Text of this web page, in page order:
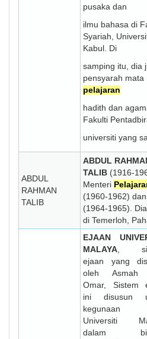
pusaka dan
ilmu bahasa di
Syariah,
Kabul. Di
samping itu, dia
pensyarah mata
pelajaran
hadith dan
Fakulti
universiti yang
ABDUL
RAHMAN
TALIB
ABDUL
TALIB (1916-
Menteri
(1960-1962) dan
(1964-1965).
di Temerloh,
EJAAN
MALAYA ,
ejaan yang
oleh Asmah
Omar, Sistem
ini disusun
kegunaan
Universiti
dalam